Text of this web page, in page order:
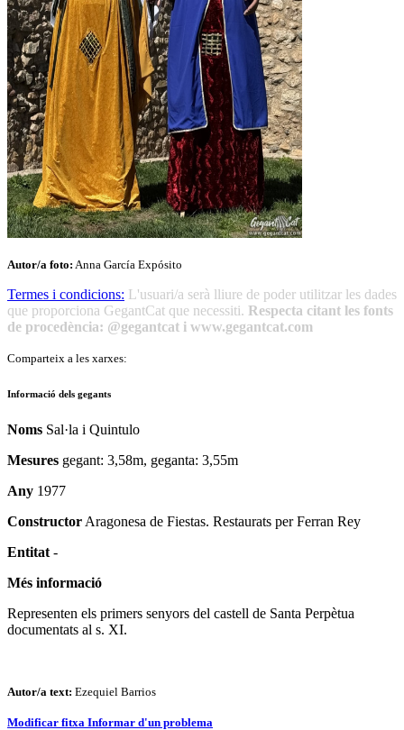
Autor/a foto: Anna García Expósito
Termes i condicions: L'usuari/a serà lliure de poder utilitzar les dades
que proporciona GegantCat que necessiti. Respecta citant les fonts
de procedència: @gegantcat i www.gegantcat.com
Comparteix a les xarxes:
Informació dels gegants
Noms Sal·la i Quintulo
Mesures gegant: 3,58m, geganta: 3,55m
Any 1977
Constructor Aragonesa de Fiestas. Restaurats per Ferran Rey
Entitat -
Més informació
Representen els primers senyors del castell de Santa Perpètua
documentats al s. XI.
Autor/a text: Ezequiel Barrios
Modificar fitxa Informar d'un problema